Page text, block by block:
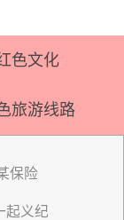
色文化
旅游线路
保险
起义纪